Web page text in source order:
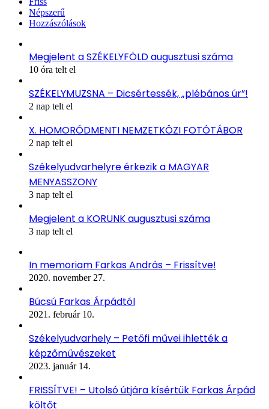
Népszerű
Hozzászólások
Megjelent a SZÉKELYFÖLD augusztusi száma
10 óra telt el
SZÉKELYMUZSNA – Dicsértessék, „plébános úr”!
2 nap telt el
X. HOMORÓDMENTI NEMZETKÖZI FOTÓTÁBOR
2 nap telt el
Székelyudvarhelyre érkezik a MAGYAR
MENYASSZONY
3 nap telt el
Megjelent a KORUNK augusztusi száma
3 nap telt el
In memoriam Farkas András – Frissítve!
2020. november 27.
Búcsú Farkas Árpádtól
2021. február 10.
Székelyudvarhely – Petőfi művei ihlették a
képzőművészeket
2023. január 14.
FRISSÍTVE! – Utolsó útjára kísértük Farkas Árpád
költőt